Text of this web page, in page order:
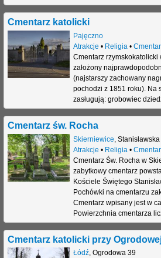
Cmentarz katolicki
Pajęczno
Atrakcje • Religia •
Cmentarz rzymskokatolicki
założony
(najstarszy zachowany
pochodzi z 1851 roku). Na
zasługują: grobowiec
Cmentarz św. Rocha
Skierniewice
Atrakcje • Religia •
Cmentarz Św. Rocha w
zabytkowy cmentarz
Kościele Świętego
Pochówki na cmentarzu
Cmentarz wpisany jest w
Powierzchnia cmentarza
Cmentarz katolicki przy
Łódź, Ogrodowa 39